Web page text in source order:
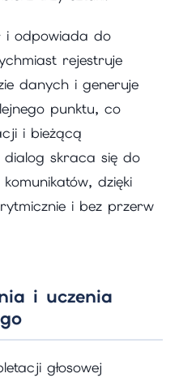
i odpowiada do
rejestruje
danych i generuje
punktu, co
i bieżącą
dialog skraca się do
dzięki
i bez przerw
i uczenia
głosowej